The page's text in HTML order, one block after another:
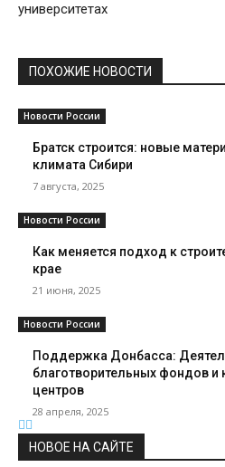
университетах
ПОХОЖИЕ НОВОСТИ
Новости России
Братск строится: новые
климата Сибири
7 августа, 2025
Новости России
Как меняется подход к
крае
21 июня, 2025
Новости России
Поддержка Донбасса:
благотворительных фондов
центров
28 апреля, 2025
НОВОЕ НА САЙТЕ